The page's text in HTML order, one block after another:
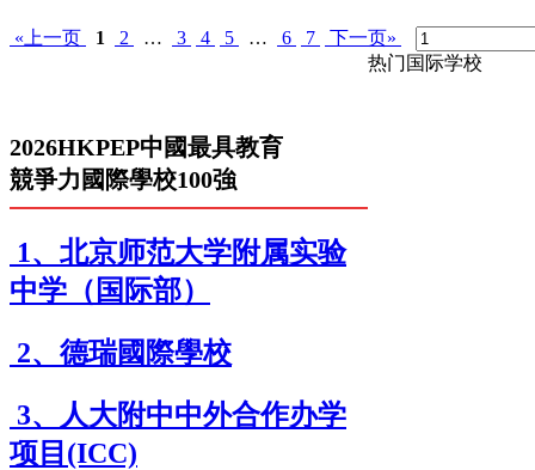
«上一页 1 2 … 3 4 5 … 6 7 下一页»
2026HKPEP中國最具教育
競爭力國際學校100強
1、北京师范大学附属实验
中学（国际部）
2、德瑞國際學校
3、人大附中中外合作办学
项目(ICC)
热门国际学校